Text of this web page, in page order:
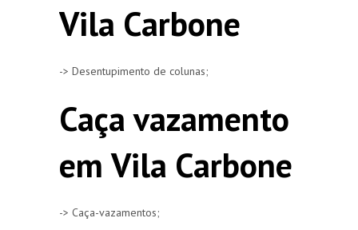
Vila Carbone
-> Desentupimento de colunas;
Caça vazamento
em Vila Carbone
-> Caça-vazamentos;